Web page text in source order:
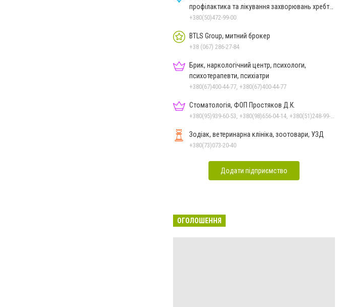
профілактика та лікування захворювань хребта
і суглобів
+380(50)472-99-00
BTLS Group, митний брокер
+38 (067) 286-27-84
Брик, наркологічний центр, психологи,
психотерапевти, психіатри
+380(67)400-44-77, +380(67)400-44-77
Стоматологія, ФОП Простяков Д.К.
Зодіак, ветеринарна клініка, зоотовари, УЗД
+380(73)073-20-40
Додати підприємство
ОГОЛОШЕННЯ